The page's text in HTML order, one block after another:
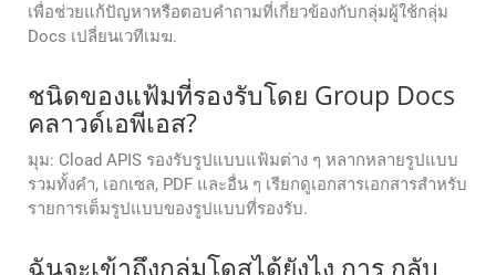
เพื่อช่วยแก้ปัญหาหรือตอบคําถามที่เกี่ยวข้องกับกลุ่มผู้ใช้กลุ่ม
Docs เปลี่ยนเวทีเมฆ.
ชนิดของแฟ้มที่รองรับโดย Group Docs
คลาวด์เอพีเอส?
มุม: Cload APIS รองรับรูปแบบแฟ้มต่าง ๆ หลากหลายรูปแบบ
รวมทั้งคํา, เอกเซล, PDF และอื่น ๆ เรียกดูเอกสารเอกสารสําหรับ
รายการเต็มรูปแบบของรูปแบบที่รองรับ.
ฉันจะเข้าถึงกลุ่มโดสได้ยังไง การ กลับ